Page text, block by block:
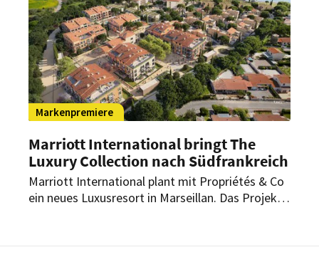
Markenpremiere
Marriott International bringt The
Luxury Collection nach Südfrankreich
Marriott International plant mit Propriétés & Co
ein neues Luxusresort in Marseillan. Das Projekt